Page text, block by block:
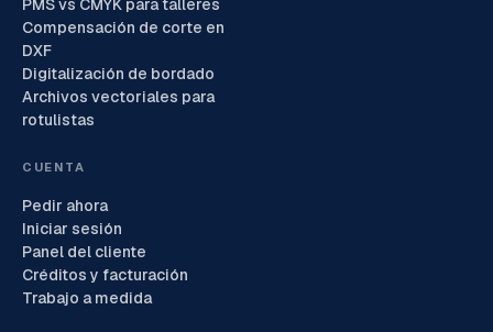
PMS vs CMYK para talleres
Compensación de corte en
DXF
Digitalización de bordado
Archivos vectoriales para
rotulistas
CUENTA
Pedir ahora
Iniciar sesión
Panel del cliente
Créditos y facturación
Trabajo a medida